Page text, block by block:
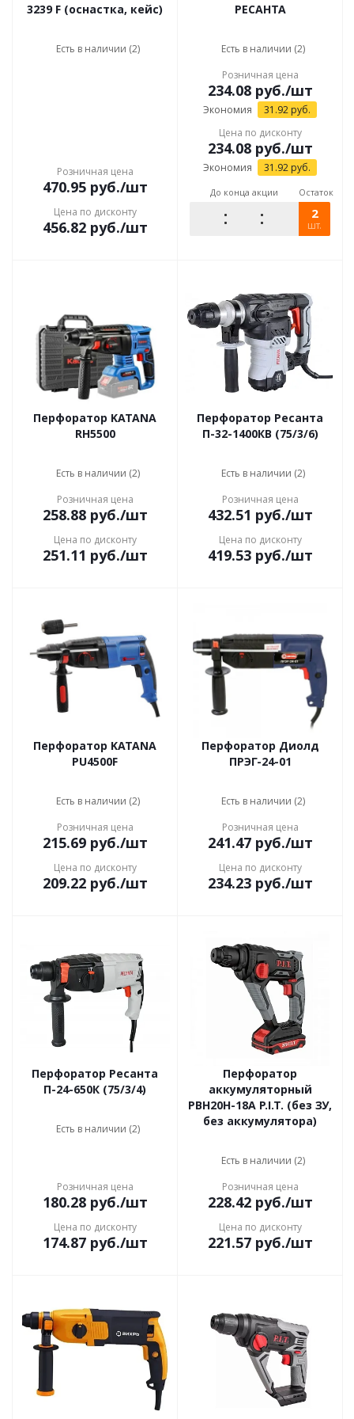
3239 F (оснастка, кейс)
Есть в наличии (2)
Розничная цена
470.95руб./шт
Цена по дисконту
456.82руб./шт
РЕСАНТА
Есть в наличии (2)
Розничная цена
234.08руб./шт
Экономия 31.92 руб.
Цена по дисконту
234.08руб./шт
Экономия 31.92 руб.
До конца акции Остаток
2
шт.
Перфоратор KATANA
RH5500
Есть в наличии (2)
Розничная цена
258.88руб./шт
Цена по дисконту
251.11 руб./шт
Перфоратор Ресанта
П-32-1400КВ (75/3/6)
Есть в наличии (2)
Розничная цена
432.51 руб./шт
Цена по дисконту
419.53руб./шт
Перфоратор KATANA
PU4500F
Есть в наличии (2)
Розничная цена
215.69руб./шт
Цена по дисконту
209.22руб./шт
Перфоратор Диолд
ПРЭГ-24-01
Есть в наличии (2)
Розничная цена
241.47руб./шт
Цена по дисконту
234.23руб./шт
Перфоратор Ресанта
П-24-650К (75/3/4)
Есть в наличии (2)
Розничная цена
180.28руб./шт
Цена по дисконту
174.87руб./шт
Перфоратор
аккумуляторный
PBH20H-18A P.I.T. (без ЗУ,
без аккумулятора)
Есть в наличии (2)
Розничная цена
228.42руб./шт
Цена по дисконту
221.57руб./шт